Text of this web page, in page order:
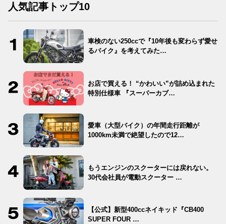
人気記事トップ10
車検のない250ccで『10年後も変わらず愛せ
るバイク』を考えてみた…
お店で買える！ “かわいい”が詰め込まれた
特別仕様車 『スーパーカブ…
愛車（大型バイク）の年間走行距離が
1000km未満で絶望したので12…
もうエンジンのスクーターには戻れない。
30代会社員が電動スクーター …
【公式】新型400ccネイキッド『CB400
SUPER FOUR …